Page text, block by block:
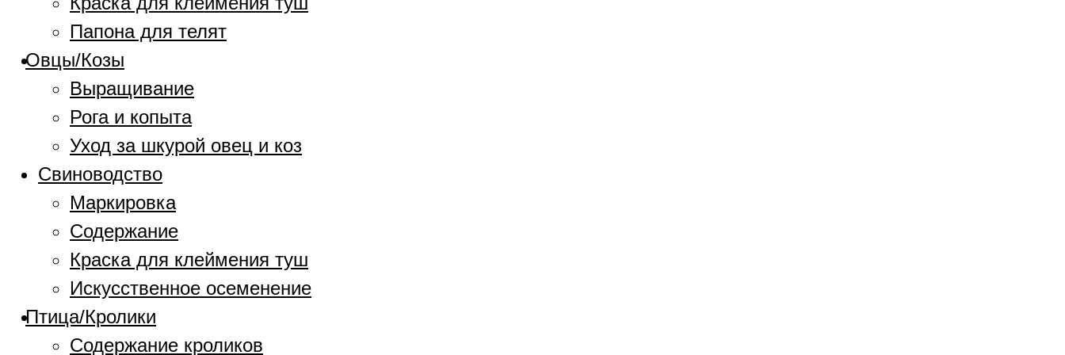
Папона для телят
Овцы/Козы
Выращивание
Рога и копыта
Уход за шкурой овец и коз
Свиноводство
Маркировка
Содержание
Краска для клеймения туш
Искусственное осеменение
Птица/Кролики
Содержание кроликов